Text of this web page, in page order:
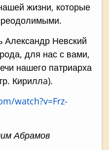
жизни, которые
Александр Невский
для нас с вами,
нашего патриарха
Кириллa).
watch?v=Frz-
Абрамов